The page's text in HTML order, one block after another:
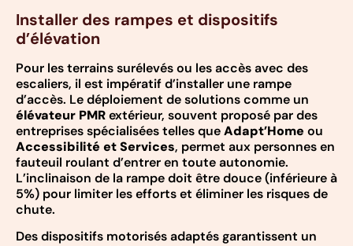
Installer des rampes et dispositifs
d’élévation
Pour les terrains surélevés ou les accès avec des
escaliers, il est impératif d’installer une rampe
d’accès. Le déploiement de solutions comme un
élévateur PMRextérieur, souvent proposé par des
entreprises spécialisées telles queAdapt’Home ou
Accessibilité et Services, permet aux personnes en
fauteuil roulant d’entrer en toute autonomie.
L’inclinaison de la rampe doit être douce (inférieure à
5%) pour limiter les efforts et éliminer les risques de
chute.
Des dispositifs motorisés adaptés garantissent un